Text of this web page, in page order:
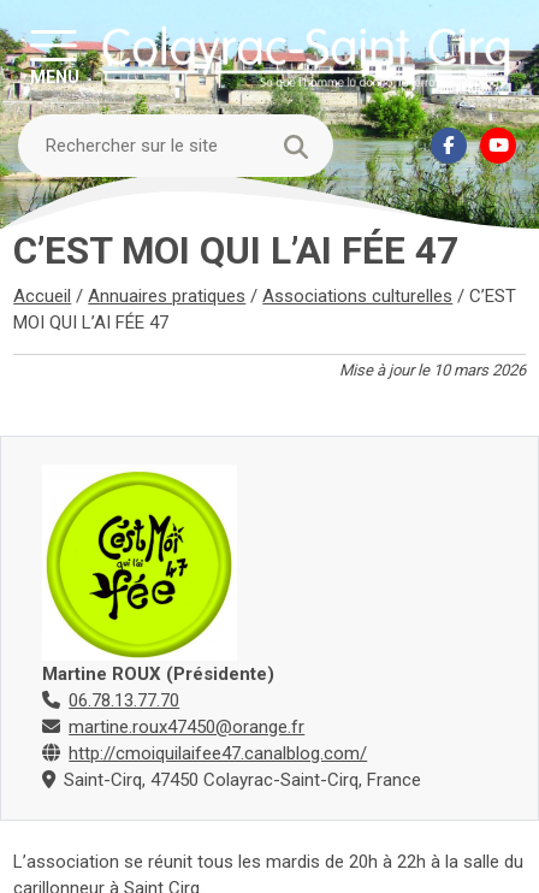
MENU
C’EST MOI QUI L’AI FÉE 47
Accueil /Annuaires pratiques /Associations culturelles /C’EST
MOI QUI L’AI FÉE 47
Mise à jour le 10 mars 2026
Martine ROUX (Présidente)
06.78.13.77.70
martine.roux47450@orange.fr
http://cmoiquilaifee47.canalblog.com/
Saint-Cirq, 47450 Colayrac-Saint-Cirq, France
L’association se réunit tous les mardis de 20h à 22h à la salle du
carillonneur à Saint Cirq.